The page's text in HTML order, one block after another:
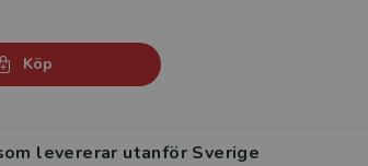
Köp
levererar utanför Sverige